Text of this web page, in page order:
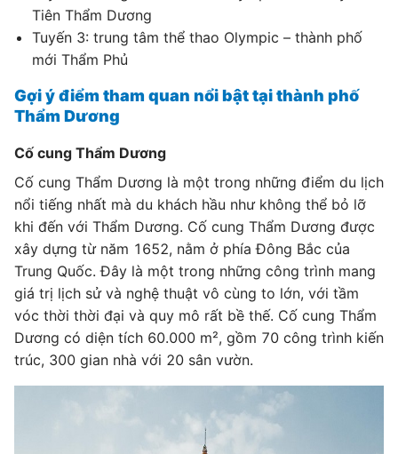
Tiên Thẩm Dương
Tuyến 3: trung tâm thể thao Olympic – thành phố
mới Thẩm Phủ
Gợi ý điểm tham quan nổi bật tại thành phố
Thẩm Dương
Cố cung Thẩm Dương
Cố cung Thẩm Dương là một trong những điểm du lịch
nổi tiếng nhất mà du khách hầu như không thể bỏ lỡ
khi đến với Thẩm Dương. Cố cung Thẩm Dương được
xây dựng từ năm 1652, nằm ở phía Đông Bắc của
Trung Quốc. Đây là một trong những công trình mang
giá trị lịch sử và nghệ thuật vô cùng to lớn, với tầm
vóc thời thời đại và quy mô rất bề thế. Cố cung Thẩm
Dương có diện tích 60.000 m², gồm 70 công trình kiến
trúc, 300 gian nhà với 20 sân vườn.